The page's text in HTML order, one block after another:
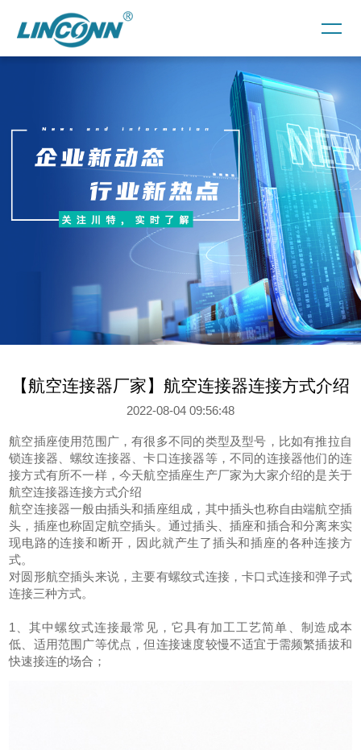
【航空连接器厂家】航空连接器连接方式介绍
2022-08-04 09:56:48
航空插座使用范围广，有很多不同的类型及型号，比如有推拉自
锁连接器、螺纹连接器、卡口连接器等，不同的连接器他们的连
接方式有所不一样，今天航空插座生产厂家为大家介绍的是关于
航空连接器连接方式介绍
航空连接器一般由插头和插座组成，其中插头也称自由端航空插
头，插座也称固定航空插头。通过插头、插座和插合和分离来实
现电路的连接和断开，因此就产生了插头和插座的各种连接方
式。
对圆形航空插头来说，主要有螺纹式连接，卡口式连接和弹子式
连接三种方式。
1、其中螺纹式连接最常见，它具有加工工艺简单、制造成本
低、适用范围广等优点，但连接速度较慢不适宜于需频繁插拔和
快速接连的场合；